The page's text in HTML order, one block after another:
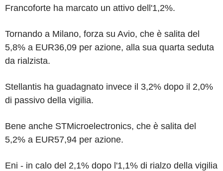
Francoforte ha marcato un attivo dell'1,2%.
Tornando a Milano, forza su Avio, che è salita del
5,8% a EUR36,09 per azione, alla sua quarta seduta
da rialzista.
Stellantis ha guadagnato invece il 3,2% dopo il 2,0%
di passivo della vigilia.
Bene anche STMicroelectronics, che è salita del
5,2% a EUR57,94 per azione.
Eni - in calo del 2,1% dopo l'1,1% di rialzo della vigilia